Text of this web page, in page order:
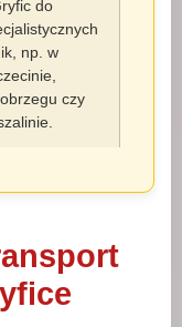
do
np. w
czy